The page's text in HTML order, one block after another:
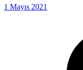
1 Mayıs 2021